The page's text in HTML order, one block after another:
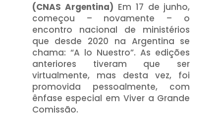
(CNAS Argentina) Em 17 de junho,
começou – novamente – o
encontro nacional de ministérios
que desde 2020 na Argentina se
chama: “A lo Nuestro”. As edições
anteriores tiveram que ser
virtualmente, mas desta vez, foi
promovida pessoalmente, com
ênfase especial em Viver a Grande
Comissão.